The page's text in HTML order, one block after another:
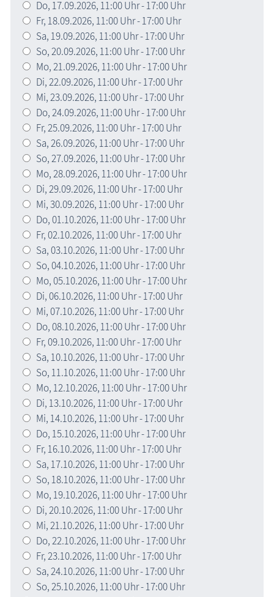
Do, 17.09.2026, 11:00Uhr- 17:00Uhr
Fr, 18.09.2026, 11:00Uhr- 17:00Uhr
Sa, 19.09.2026, 11:00Uhr- 17:00Uhr
So,20.09.2026, 11:00Uhr- 17:00Uhr
Mo,21.09.2026, 11:00Uhr- 17:00Uhr
Di,22.09.2026, 11:00Uhr- 17:00Uhr
Mi,23.09.2026, 11:00Uhr- 17:00Uhr
Do,24.09.2026, 11:00Uhr- 17:00Uhr
Fr,25.09.2026, 11:00Uhr- 17:00Uhr
Sa,26.09.2026, 11:00Uhr- 17:00Uhr
So,27.09.2026, 11:00Uhr- 17:00Uhr
Mo,28.09.2026, 11:00Uhr- 17:00Uhr
Di,29.09.2026, 11:00Uhr- 17:00Uhr
Mi,30.09.2026, 11:00Uhr- 17:00Uhr
Do,01.10.2026, 11:00Uhr- 17:00Uhr
Fr,02.10.2026, 11:00Uhr- 17:00Uhr
Sa,03.10.2026, 11:00Uhr- 17:00Uhr
So,04.10.2026, 11:00Uhr- 17:00Uhr
Mo,05.10.2026, 11:00Uhr- 17:00Uhr
Di,06.10.2026, 11:00Uhr- 17:00Uhr
Mi,07.10.2026, 11:00Uhr- 17:00Uhr
Do,08.10.2026, 11:00Uhr- 17:00Uhr
Fr,09.10.2026, 11:00Uhr- 17:00Uhr
Sa, 10.10.2026, 11:00Uhr- 17:00Uhr
So, 11.10.2026, 11:00Uhr- 17:00Uhr
Mo, 12.10.2026, 11:00Uhr- 17:00Uhr
Di, 13.10.2026, 11:00Uhr- 17:00Uhr
Mi, 14.10.2026, 11:00Uhr- 17:00Uhr
Do, 15.10.2026, 11:00Uhr- 17:00Uhr
Fr, 16.10.2026, 11:00Uhr- 17:00Uhr
Sa, 17.10.2026, 11:00Uhr- 17:00Uhr
So, 18.10.2026, 11:00Uhr- 17:00Uhr
Mo, 19.10.2026, 11:00Uhr- 17:00Uhr
Di,20.10.2026, 11:00Uhr- 17:00Uhr
Mi,21.10.2026, 11:00Uhr- 17:00Uhr
Do,22.10.2026, 11:00Uhr- 17:00Uhr
Fr,23.10.2026, 11:00Uhr- 17:00Uhr
Sa,24.10.2026, 11:00Uhr- 17:00Uhr
So,25.10.2026, 11:00Uhr- 17:00Uhr